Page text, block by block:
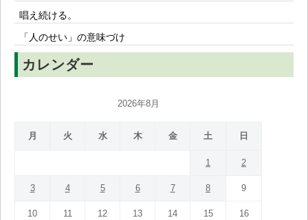
唱え続ける。
「人のせい」の意味づけ
カレンダー
2026年8月
月 火 水 木 金 土 日
1 2
3 4 5 6 7 8 9
10 11 12 13 14 15 16